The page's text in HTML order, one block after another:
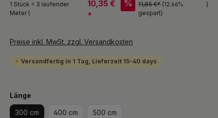
1 Stück = 3 laufender
Meter (
10,35 €
*
% 11,85 €* (12.66%
gespart)
)
Preise inkl. MwSt. zzgl. Versandkosten
Versandfertig in 1 Tag, Lieferzeit 15-40 days
Länge
300 cm 400 cm 500 cm